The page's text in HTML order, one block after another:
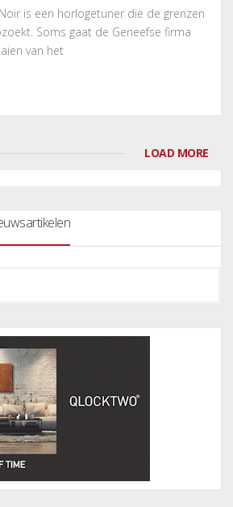
is een horlogetuner die de grenzen
Soms gaat de Geneefse firma
van het
LOAD MORE